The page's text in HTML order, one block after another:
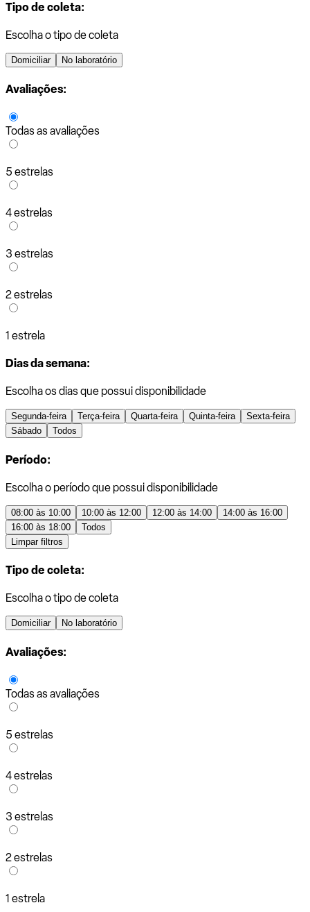
Tipo de coleta:
Escolha o tipo de coleta
Domiciliar No laboratório
Avaliações:
Todas as avaliações
5 estrelas
4 estrelas
3 estrelas
2 estrelas
1 estrela
Dias da semana:
Escolha os dias que possui disponibilidade
Segunda-feira Terça-feira Quarta-feira Quinta-feira
Sexta-feira
Sábado
Todos
Período:
Escolha o período que possui disponibilidade
08:00 às 10:00 10:00 às 12:00 12:00 às 14:00
14:00 às 16:00
16:00 às 18:00
Todos
Limpar filtros
Tipo de coleta:
Escolha o tipo de coleta
Domiciliar No laboratório
Avaliações:
Todas as avaliações
5 estrelas
4 estrelas
3 estrelas
2 estrelas
1 estrela